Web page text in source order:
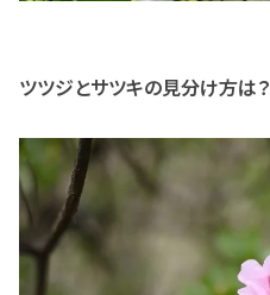
ツツジとサツキの見分け方は？